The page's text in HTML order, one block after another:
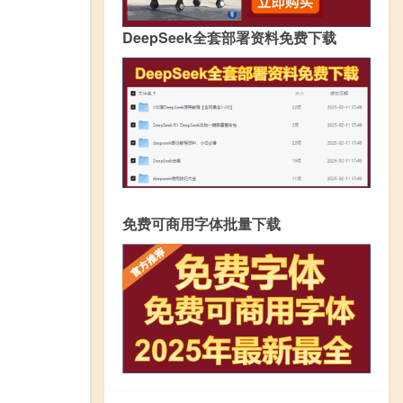
DeepSeek全套部署资料免费下载
免费可商用字体批量下载